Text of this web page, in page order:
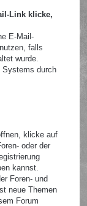
Link klicke,
E-Mail-
falls
wurde.
Systems durch
klicke auf
oder der
kannst.
Foren- und
neue Themen
Forum